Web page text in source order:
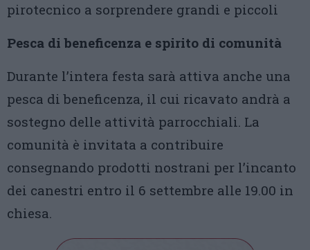
pirotecnico a sorprendere grandi e piccoli
Pesca di beneficenza e spirito di comunità
Durante l’intera festa sarà attiva anche una
pesca di beneficenza, il cui ricavato andrà a
sostegno delle attività parrocchiali. La
comunità è invitata a contribuire
consegnando prodotti nostrani per l’incanto
dei canestri entro il 6 settembre alle 19.00 in
chiesa.